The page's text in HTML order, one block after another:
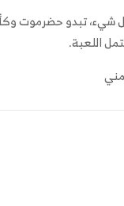
شيء، تبدو حضرموت
اللعبة.